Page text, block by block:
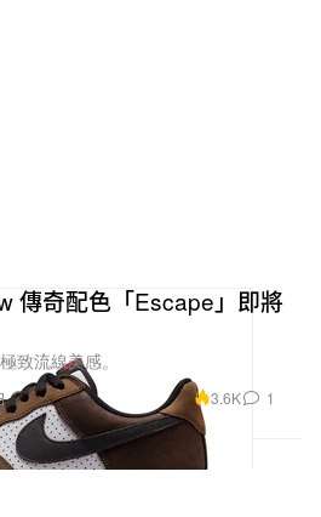
傳奇配色「Escape」即將
致流線美感。
3.6K 1